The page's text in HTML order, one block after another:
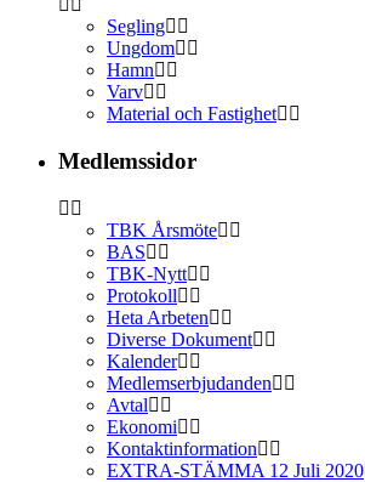
Segling
Ungdom
Hamn
Varv
Material och Fastighet
Medlemssidor
TBK Årsmöte
BAS
TBK-Nytt
Protokoll
Heta Arbeten
Diverse Dokument
Kalender
Medlemserbjudanden
Avtal
Ekonomi
Kontaktinformation
EXTRA-STÄMMA 12 Juli 2020